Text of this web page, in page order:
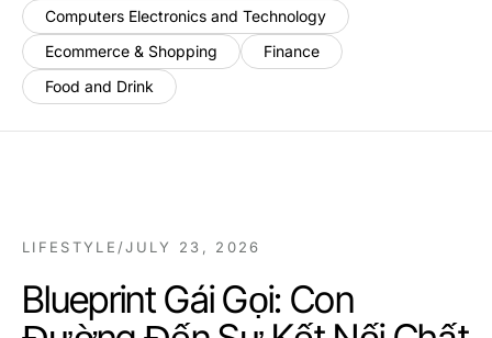
Computers Electronics and Technology
Ecommerce & Shopping
Finance
Food and Drink
LIFESTYLE /JULY 23, 2026
Blueprint Gái Gọi: Con